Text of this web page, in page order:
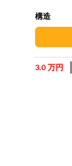
構造
3.0 万円